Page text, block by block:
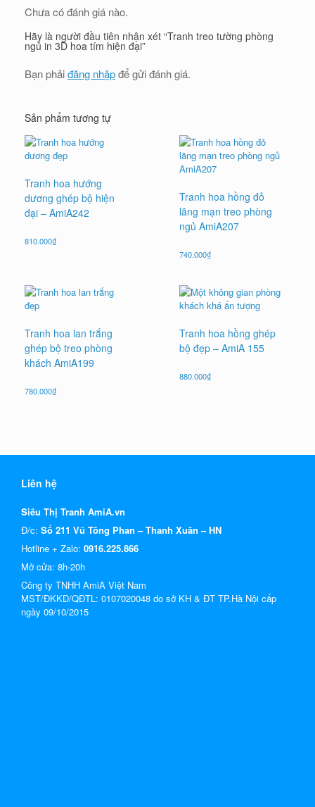
Chưa có đánh giá nào.
Hãy là người đầu tiên nhận xét “Tranh treo tường phòng
ngủ in 3D hoa tím hiện đại”
Bạn phảiđăng nhậpđể gửi đánh giá.
Sản phẩm tương tự
Tranh hoa hướng
dương ghép bộ hiện
đại – AmiA242
810.000₫
Tranh hoa hồng đỏ
lãng mạn treo phòng
ngủ AmiA207
740.000₫
Tranh hoa lan trắng
ghép bộ treo phòng
khách AmiA199
780.000₫
Tranh hoa hồng ghép
bộ đẹp – AmiA 155
880.000₫
Liên hệ
Siêu Thị Tranh AmiA.vn
Đ/c: Số 211 Vũ Tông Phan – Thanh Xuân – HN
Hotline + Zalo: 0916.225.866
Mở cửa: 8h-20h
Công ty TNHH AmiA Việt Nam
MST/ĐKKD/QĐTL: 0107020048 do sở KH & ĐT TP.Hà Nội cấp
ngày 09/10/2015